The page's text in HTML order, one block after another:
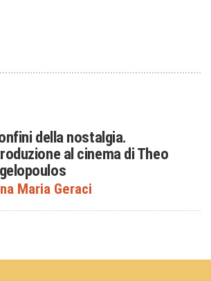
della nostalgia.
al cinema di Theo
Maria Geraci